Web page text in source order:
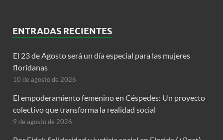
ENTRADAS RECIENTES
El 23 de Agosto será un día especial para las mujeres
floridanas
10 de agosto de 2026
El empoderamiento femenino en Céspedes: Un proyecto
colectivo que transforma la realidad social
9 de agosto de 2026